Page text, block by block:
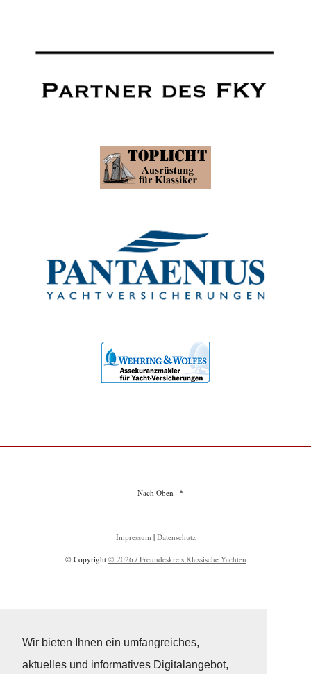
Wir bieten Ihnen ein umfangreiches,
aktuelles und informatives Digitalangebot,
Nach Oben
Impressum | Datenschutz
© Copyright © 2026 / Freundeskreis Klassische Yachten